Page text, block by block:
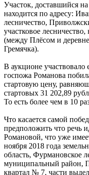
Участок, доставшийся
находится по адресу:
лесничество,
участковое
(между Плёсом и
Гремячка).
В аукционе
госпожа Романова
стартовую цену,
стартовых 31 202,89
То есть более чем в 10
Что касается самой
предположить что речь
Романовой, что уже
ноября 2018 года
область, Фурмановское
муниципальный район,
квартал № 7, части